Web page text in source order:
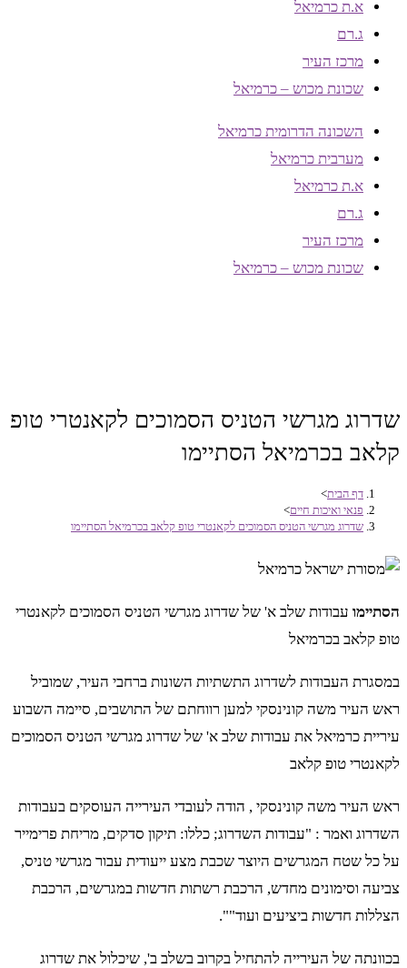
א.ת כרמיאל
ג.רם
מרכז העיר
שכונת מכוש – כרמיאל
השכונה הדרומית כרמיאל
מערבית כרמיאל
א.ת כרמיאל
ג.רם
מרכז העיר
שכונת מכוש – כרמיאל
שדרוג מגרשי הטניס הסמוכים לקאנטרי טופ
קלאב בכרמיאל הסתיימו
דף הבית>
פנאי ואיכות חיים>
שדרוג מגרשי הטניס הסמוכים לקאנטרי טופ קלאב בכרמיאל הסתיימו
הסתיימו עבודות שלב א' של שדרוג מגרשי הטניס הסמוכים לקאנטרי
טופ קלאב בכרמיאל
במסגרת העבודות לשדרוג התשתיות השונות ברחבי העיר, שמוביל
ראש העיר משה קונינסקי למען רווחתם של התושבים, סיימה השבוע
עיריית כרמיאל את עבודות שלב א' של שדרוג מגרשי הטניס הסמוכים
לקאנטרי טופ קלאב
ראש העיר משה קונינסקי , הודה לעובדי העירייה העוסקים בעבודות
השדרוג ואמר : "עבודות השדרוג; כללו: תיקון סדקים, מריחת פרימייר
על כל שטח המגרשים היוצר שכבת מצע ייעודית עבור מגרשי טניס,
צביעה וסימונים מחדש, הרכבת רשתות חדשות במגרשים, הרכבת
הצללות חדשות ביציעים ועוד"".
בכוונתה של העירייה להתחיל בקרוב בשלב ב', שיכלול את שדרוג